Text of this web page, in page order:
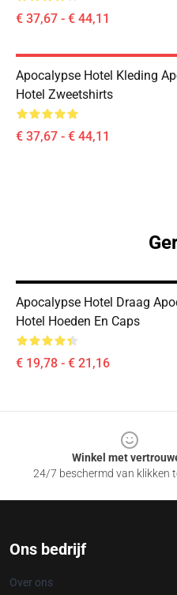
€ 37,67 - € 44,11
Apocalypse Hotel Kleding
Hotel Zweetshirts
€ 37,67 - € 44,11
Apocalypse Hotel Draag
Hotel Hoeden En Caps
€ 19,78 - € 21,16
Winkel met
24/7 beschermd van klikken
Ons bedrijf
Over ons